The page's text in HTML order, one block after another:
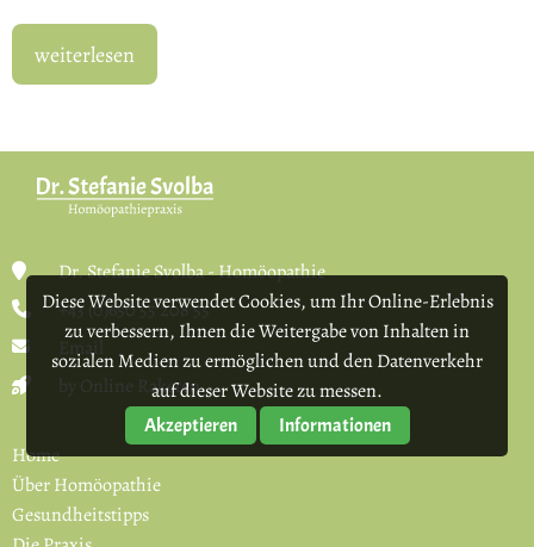
Diese Website verwendet Cookies, um Ihr Online-Erlebnis
zu verbessern, Ihnen die Weitergabe von Inhalten in
sozialen Medien zu ermöglichen und den Datenverkehr
auf dieser Website zu messen.
Akzeptieren Informationen
weiterlesen
Dr. Stefanie Svolba - Homöopathie
+43 (0)650 55 208 55
Email
by Online Raketen
Home
Über Homöopathie
Gesundheitstipps